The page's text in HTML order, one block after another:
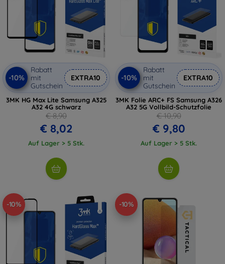
-10%
Rabatt
mit
Gutschein
EXTRA10
3MK HG Max Lite Samsung A325
A32 4G schwarz
€ 8,90
€ 8,02
Auf Lager > 5 Stk.
-10%
Rabatt
mit
Gutschein
EXTRA10
3MK Folie ARC+ FS Samsung A326
A32 5G Vollbild-Schutzfolie
€ 10,90
€ 9,80
Auf Lager > 5 Stk.
-10% -10%